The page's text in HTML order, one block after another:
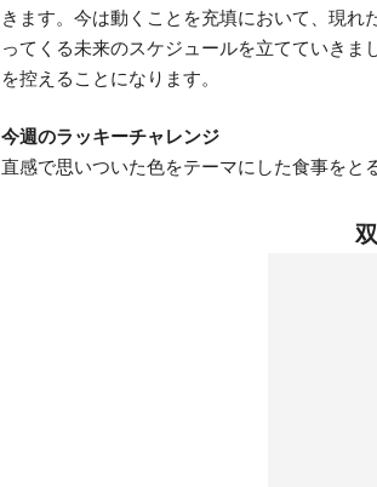
きます。今は動くことを充填において、現
ってくる未来のスケジュールを立てていき
を控えることになります。
今週のラッキーチャレンジ
直感で思いついた色をテーマにした食事をと